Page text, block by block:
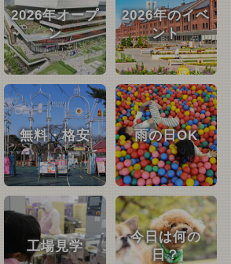
2026年オープ
ン
2026年のイベ
ント
無料・格安 雨の日OK
工場見学
今日は何の
日？